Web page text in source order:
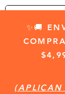
✨🚚
(APLICAN